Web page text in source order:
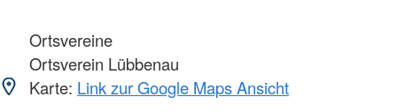
Ortsvereine
Ortsverein Lübbenau
Karte: Link zur Google Maps Ansicht